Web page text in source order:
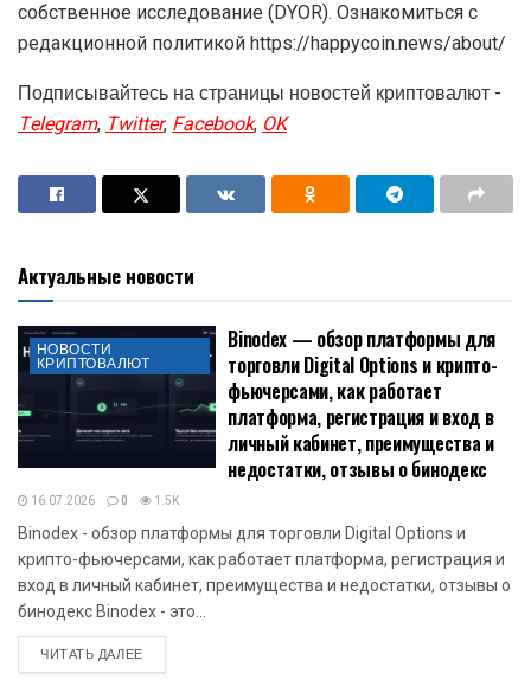
собственное исследование (DYOR). Ознакомиться с
редакционной политикой https://happycoin.news/about/
Подписывайтесь на страницы новостей криптовалют -
Telegram,Twitter,Facebook,OK
Актуальные новости
НОВОСТИ
КРИПТОВАЛЮТ
Binodex — обзор платформы для
торговли Digital Options и крипто-
фьючерсами, как работает
платформа, регистрация и вход в
личный кабинет, преимущества и
недостатки, отзывы о бинодекс
16.07.2026 0 1.5K
Binodex - обзор платформы для торговли Digital Options и
крипто-фьючерсами, как работает платформа, регистрация и
вход в личный кабинет, преимущества и недостатки, отзывы о
бинодекс Binodex - это...
ЧИТАТЬ ДАЛЕЕDETAILS